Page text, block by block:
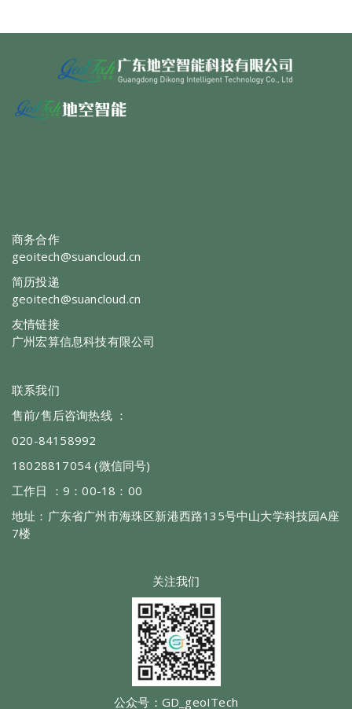
商务合作
geoitech@suancloud.cn
简历投递
geoitech@suancloud.cn
友情链接
广州宏算信息科技有限公司
联系我们
售前/售后咨询热线 ：
020-84158992
18028817054 (微信同号)
工作日 ：9：00-18：00
地址：广东省广州市海珠区新港西路135号中山大学科技园A座
7楼
关注我们
公众号：GD_geoITech